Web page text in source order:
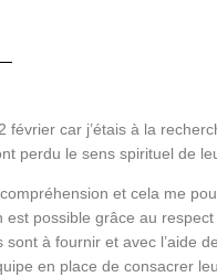
car j’étais à la
perdu le sens spirituel de
et cela me
possible grâce au
à fournir et avec l’aide
en place de consacrer